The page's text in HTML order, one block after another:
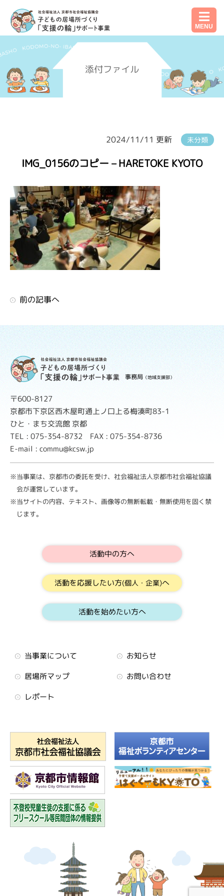
MENU
添付ファイル
2024/11/11 更新 未分類
IMG_0156のコピー – HARETOKE KYOTO
前の記事へ
事務局 （地域支援部）
〒600-8127
京都市下京区西木屋町通上ノ口上る梅湊町83-1
ひと・まち交流館 京都
TEL : 075-354-8732 FAX : 075-354-8736
E-mail : commu@kcsw.jp
※当事業は、京都市の委託を受け、社会福祉法人京都市社会福祉協議
会が運営しています。
※当サイトの内容、テキスト、画像等の無断転載・無断使用を固く禁
じます。
活動中の方へ
活動を応援したい方(個人・企業)へ
活動を始めたい方へ
当事業について
お知らせ
居場所マップ
お問い合わせ
レポート